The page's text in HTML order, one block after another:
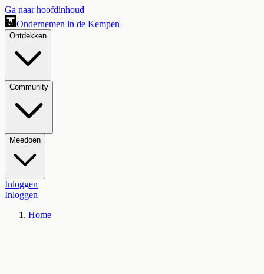
Ga naar hoofdinhoud
Ondernemen in de Kempen
Ontdekken
Community
Meedoen
Inloggen
Inloggen
Home